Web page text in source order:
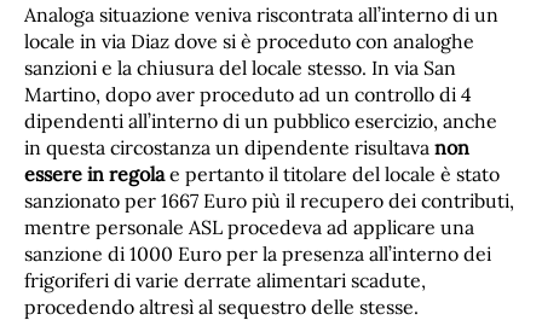
Analoga situazione veniva riscontrata all’interno di un
locale in via Diaz dove si è proceduto con analoghe
sanzioni e la chiusura del locale stesso. In via San
Martino, dopo aver proceduto ad un controllo di 4
dipendenti all’interno di un pubblico esercizio, anche
in questa circostanza un dipendente risultava non
essere in regolae pertanto il titolare del locale è stato
sanzionato per 1667 Euro più il recupero dei contributi,
mentre personale ASL procedeva ad applicare una
sanzione di 1000 Euro per la presenza all’interno dei
frigoriferi di varie derrate alimentari scadute,
procedendo altresì al sequestro delle stesse.